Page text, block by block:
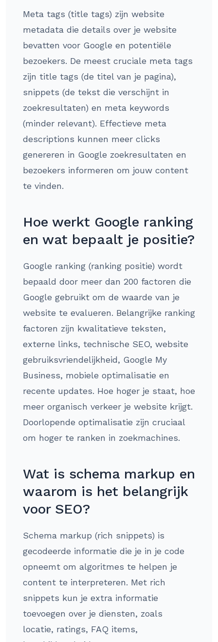
Meta tags (title tags) zijn website
metadata die details over je website
bevatten voor Google en potentiële
bezoekers. De meest cruciale meta tags
zijn title tags (de titel van je pagina),
snippets (de tekst die verschijnt in
zoekresultaten) en meta keywords
(minder relevant). Effectieve meta
descriptions kunnen meer clicks
genereren in Google zoekresultaten en
bezoekers informeren om jouw content
te vinden.
Hoe werkt Google ranking
en wat bepaalt je positie?
Google ranking (ranking positie) wordt
bepaald door meer dan 200 factoren die
Google gebruikt om de waarde van je
website te evalueren. Belangrijke ranking
factoren zijn kwalitatieve teksten,
externe links, technische SEO, website
gebruiksvriendelijkheid, Google My
Business, mobiele optimalisatie en
recente updates. Hoe hoger je staat, hoe
meer organisch verkeer je website krijgt.
Doorlopende optimalisatie zijn cruciaal
om hoger te ranken in zoekmachines.
Wat is schema markup en
waarom is het belangrijk
voor SEO?
Schema markup (rich snippets) is
gecodeerde informatie die je in je code
opneemt om algoritmes te helpen je
content te interpreteren. Met rich
snippets kun je extra informatie
toevoegen over je diensten, zoals
locatie, ratings, FAQ items,